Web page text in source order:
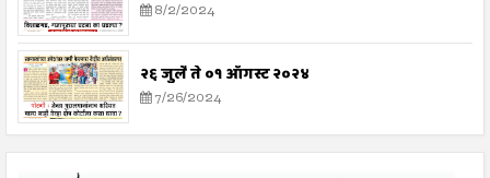
8/2/2024
२६ जुलै ते ०१ ऑगस्ट २०२४
7/26/2024